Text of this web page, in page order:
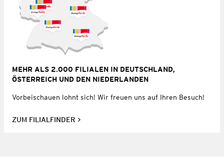
MEHR ALS 2.000 FILIALEN IN DEUTSCHLAND,
ÖSTERREICH UND DEN NIEDERLANDEN
Vorbeischauen lohnt sich! Wir freuen uns auf Ihren Besuch!
ZUM FILIALFINDER